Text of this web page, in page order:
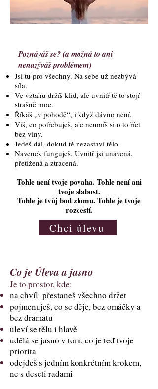
Jsi tu pro všechny. Na sebe už nezbývá
síla.
Ve vztahu držíš klid, ale uvnitř tě to stojí
strašně moc.
Říkáš „v pohodě“, i když dávno není.
Víš, co potřebuješ, ale neumíš si o to říct
bez viny.
Jedeš dál, dokud tě nezastaví tělo.
Navenek funguješ. Uvnitř jsi unavená,
přetížená a ztracená.
Tohle není tvoje povaha. Tohle není ani
tvoje slabost.
Tohle je tvůj bod zlomu. Tohle je tvoje
rozcestí.
Poznáváš se? (a možná to ani
nenazýváš problémem)
Chci úlevu
Co je Úleva a jasno
Je to prostor, kde:
na chvíli přestaneš všechno držet
pojmenuješ, co se děje, bez omáčky a
bez dramatu
uleví se tělu i hlavě
udělá se jasno v tom, co je teď tvoje
priorita
odejdeš s jedním konkrétním krokem,
ne s deseti radami